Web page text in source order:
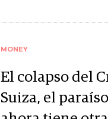
MONEY
El colapso del
Suiza, el